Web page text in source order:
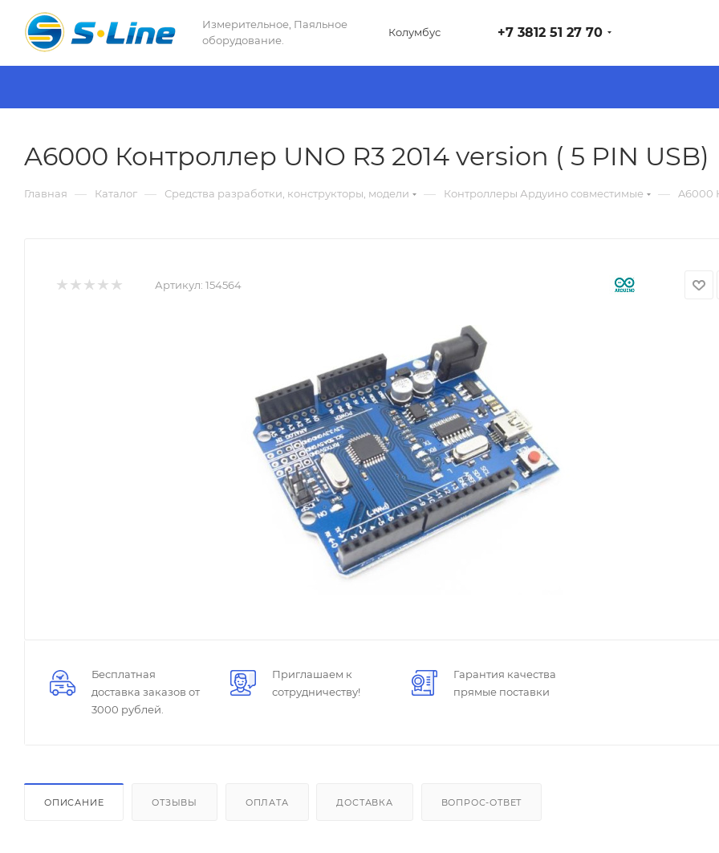
Измерительное, Паяльное
оборудование.
Колумбус +7 3812 51 27 70
A6000 Контроллер UNO R3 2014 version ( 5 PIN USB)
Главная — Каталог — Средства разработки, конструкторы, модели — Контроллеры Ардуино совместимые — A6000
Артикул: 154564
Бесплатная
доставка заказов от
3000 рублей.
Приглашаем к
сотрудничеству!
Гарантия качества
прямые поставки
ОПИСАНИЕ ОТЗЫВЫ ОПЛАТА ДОСТАВКА ВОПРОС-ОТВЕТ